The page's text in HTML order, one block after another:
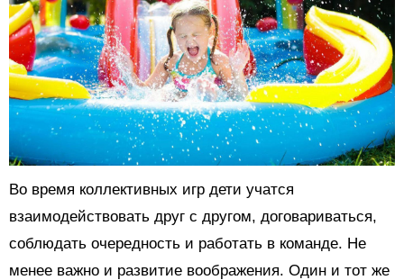
Во время коллективных игр дети учатся
взаимодействовать друг с другом, договариваться,
соблюдать очередность и работать в команде. Не
менее важно и развитие воображения. Один и тот же